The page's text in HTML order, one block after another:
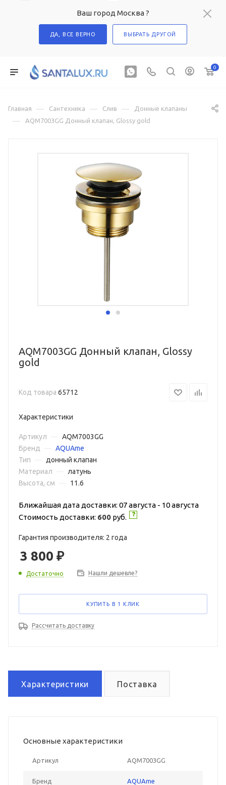
Ваш город Москва ?
ДА, ВСЕ ВЕРНО ВЫБРАТЬ ДРУГОЙ
0
Главная — Сантехника — Слив — Донные клапаны
— AQM7003GG Донный клапан, Glossy gold
AQM7003GG Донный клапан, Glossy
gold
Код товара 65712
Характеристики
Артикул
AQM7003GG
Бренд
AQUAme
Тип
донный клапан
Материал
латунь
Высота, см
11.6
Ближайшая дата доставки: 07 августа - 10 августа
Стоимость доставки: 600 руб.
Гарантия производителя: 2 года
3 800 ₽
Достаточно Нашли дешевле?
КУПИТЬ В 1 КЛИК
Рассчитать доставку
Характеристики Поставка
Основные характеристики
Артикул AQM7003GG
Бренд AQUAme